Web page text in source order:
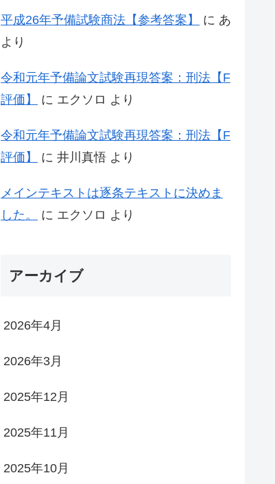
平成26年予備試験商法【参考答案】 に あ
より
令和元年予備論文試験再現答案：刑法【F
評価】
に エクソロ より
令和元年予備論文試験再現答案：刑法【F
評価】
に 井川真悟 より
メインテキストは逐条テキストに決めま
した。
に エクソロ より
アーカイブ
2026年4月
2026年3月
2025年12月
2025年11月
2025年10月